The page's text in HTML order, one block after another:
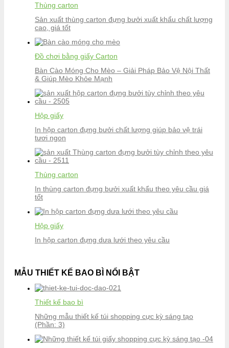
Thùng carton
Sản xuất thùng carton đựng bưởi xuất khẩu chất lượng
cao, giá tốt
Đồ chơi bằng giấy Carton
Bàn Cào Móng Cho Mèo – Giải Pháp Bảo Vệ Nội Thất
& Giúp Mèo Khỏe Mạnh
Hộp giấy
In hộp carton đựng bưởi chất lượng giúp bảo vệ trái
tươi ngon
Thùng carton
In thùng carton đựng bưởi xuất khẩu theo yêu cầu giá
tốt
Hộp giấy
In hộp carton đựng dưa lưới theo yêu cầu
MẪU THIẾT KẾ BAO BÌ NỔI BẬT
Thiết kế bao bì
Những mẫu thiết kế túi shopping cực kỳ sáng tạo
(Phần: 3)